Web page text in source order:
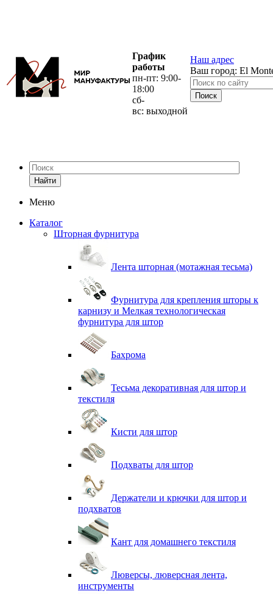
График
работы
пн-пт: 9:00-
18:00
сб-
вс: выходной
Наш адрес
Ваш город: El
Найти
Меню
Каталог
Шторная фурнитура
Лента шторная (мотажная тесьма)
Фурнитура для крепления шторы к
карнизу и Мелкая технологическая
фурнитура для штор
Бахрома
Тесьма декоративная для штор и
текстиля
Кисти для штор
Подхваты для штор
Держатели и крючки для штор и
подхватов
Кант для домашнего текстиля
Люверсы, люверсная лента,
инструменты